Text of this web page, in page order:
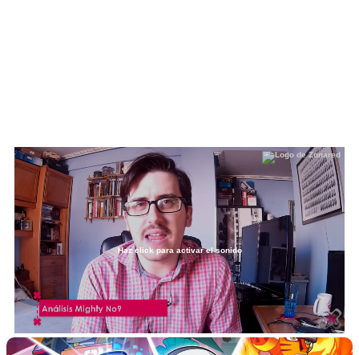
/
Loaded
6.69%
Haz click para activar el sonido